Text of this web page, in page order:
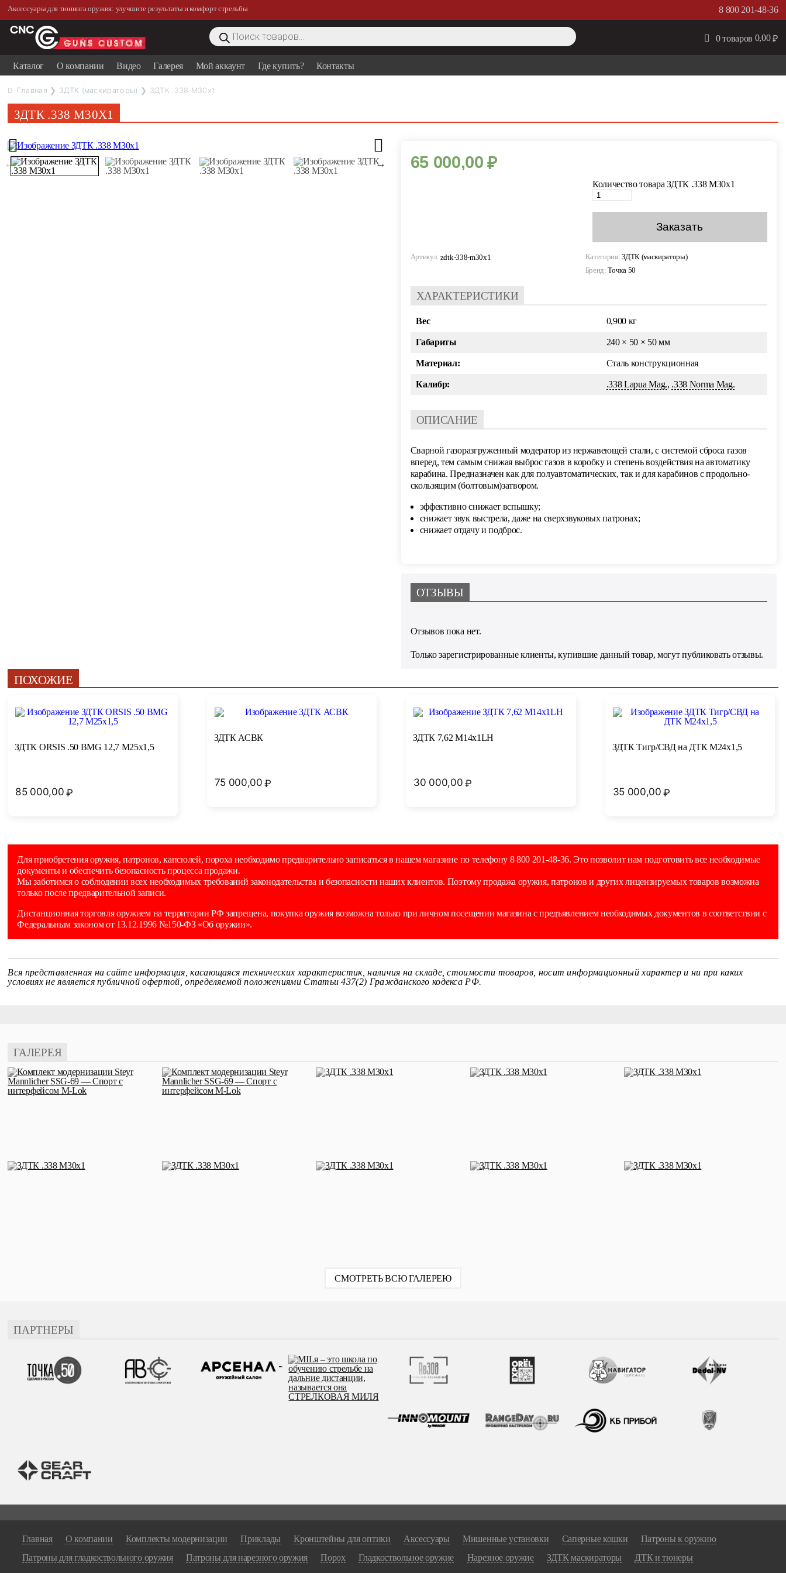
Аксессуары для тюнинга оружия: улучшите результаты и комфорт стрельбы 8 800 201-48-36
Поиск
товаров
0 товаров 0,00 ₽
Каталог О компании Видео Галерея Мой аккаунт Где купить? Контакты
Главная ❯ ЗДТК (маскираторы) ❯ ЗДТК .338 M30x1
ЗДТК .338 M30X1
65 000,00 ₽
Количество товара ЗДТК .338 M30x1
Заказать
Артикул: zdtk-338-m30x1 Категория:ЗДТК (маскираторы)
Бренд:Точка 50
ХАРАКТЕРИСТИКИ
Вес 0,900 кг
Габариты 240 × 50 × 50 мм
Материал: Сталь конструкционная
Калибр: .338 Lapua Mag., .338 Norma Mag.
ОПИСАНИЕ
Сварной газоразгруженный модератор из нержавеющей стали, с системой сброса газов
вперед, тем самым снижая выброс газов в коробку и степень воздействия на автоматику
карабина. Предназначен как для полуавтоматических, так и для карабинов с продольно-
скользящим (болтовым)затвором.
эффективно снижает вспышку;
снижает звук выстрела, даже на сверхзвуковых патронах;
снижает отдачу и подброс.
ОТЗЫВЫ
Отзывов пока нет.
Только зарегистрированные клиенты, купившие данный товар, могут публиковать отзывы.
ПОХОЖИЕ
ЗДТК ORSIS .50 BMG 12,7 M25x1,5
85 000,00₽
ЗДТК АСВК
75 000,00 ₽
ЗДТК 7,62 M14x1LH
30 000,00₽
ЗДТК Тигр/СВД на ДТК M24x1,5
35 000,00₽
Для приобретения оружия, патронов, капсюлей, пороха необходимо предварительно записаться в нашем магазине по телефону 8 800 201-48-36. Это позволит нам подготовить все необходимые
документы и обеспечить безопасность процесса продажи.
Мы заботимся о соблюдении всех необходимых требований законодательства и безопасности наших клиентов. Поэтому продажа оружия, патронов и других лицензируемых товаров возможна
только после предварительной записи.
Дистанционная торговля оружием на территории РФ запрещена, покупка оружия возможна только при личном посещении магазина с предъявлением необходимых документов в соответствии с
Федеральным законом от 13.12.1996 №150-ФЗ «Об оружии».
Вся представленная на сайте информация, касающаяся технических характеристик, наличия на складе, стоимости товаров, носит информационный характер и ни при каких
условиях не является публичной офертой, определяемой положениями Статьи 437(2) Гражданского кодекса РФ.
ГАЛЕРЕЯ
СМОТРЕТЬ ВСЮ ГАЛЕРЕЮ
ПАРТНЕРЫ
Главная О компании Комплекты модернизации Приклады Кронштейны для оптики Аксессуары Мишенные установки Саперные кошки
Патроны к оружию
Патроны для гладкоствольного оружия
Патроны для нарезного оружия Порох Гладкоствольное оружие Нарезное оружие ЗДТК маскираторы
ДТК и тюнеры